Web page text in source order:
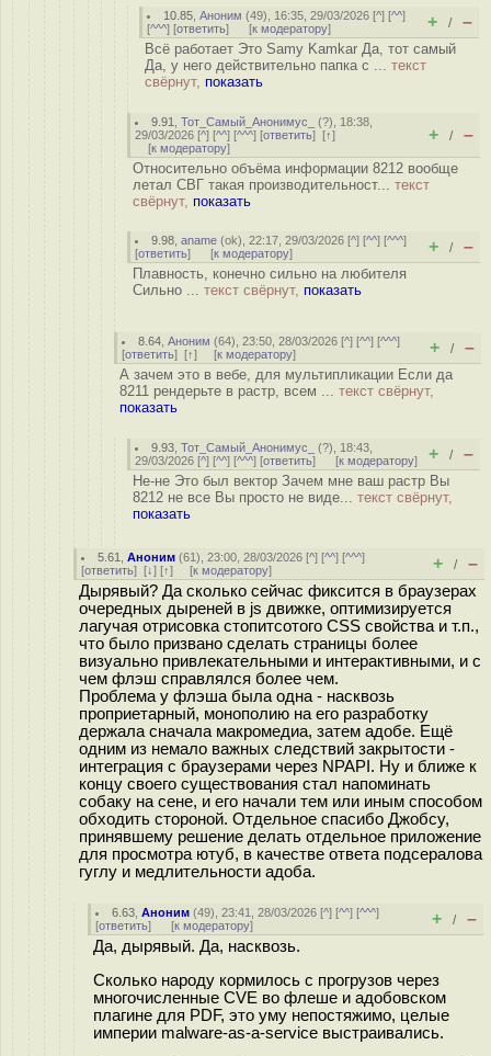
10.85 ,Аноним (49), 16:35, 29/03/2026 [^] [^^]
[^^^] [ответить] [к модератору] + / –
Всё работает Это Samy Kamkar Да, тот самый
Да, у него действительно папка с ... текст
свёрнут, показать
9.91 ,Тот_Самый_Анонимус_ (?), 18:38,
29/03/2026 [^] [^^] [^^^] [ответить] [↑]
[к модератору]
+ / –
Относительно объёма информации 8212 вообще
летал СВГ такая производительност... текст
свёрнут, показать
9.98 ,aname (ok), 22:17, 29/03/2026 [^] [^^] [^^^]
[ответить] [к модератору] + / –
Плавность, конечно сильно на любителя
Сильно ... текст свёрнут, показать
8.64 ,Аноним (64), 23:50, 28/03/2026 [^] [^^] [^^^]
[ответить] [↑] [к модератору] + / –
А зачем это в вебе, для мультипликации Если да
8211 рендерьте в растр, всем ... текст свёрнут,
показать
9.93 ,Тот_Самый_Анонимус_ (?), 18:43,
29/03/2026 [^] [^^] [^^^] [ответить] [к модератору] + / –
Не-не Это был вектор Зачем мне ваш растр Вы
8212 не все Вы просто не виде... текст свёрнут,
показать
5.61 ,Аноним (61), 23:00, 28/03/2026 [^] [^^] [^^^]
[ответить] [↓] [↑] [к модератору] + / –
Дырявый? Да сколько сейчас фиксится в браузерах
очередных дыреней в js движке, оптимизируется
лагучая отрисовка стопитсотого CSS свойства и т.п.,
что было призвано сделать страницы более
визуально привлекательными и интерактивными, и с
чем флэш справлялся более чем.
Проблема у флэша была одна - насквозь
проприетарный, монополию на его разработку
держала сначала макромедиа, затем адобе. Ещё
одним из немало важных следствий закрытости -
интеграция с браузерами через NPAPI. Ну и ближе к
концу своего существования стал напоминать
собаку на сене, и его начали тем или иным способом
обходить стороной. Отдельное спасибо Джобсу,
принявшему решение делать отдельное приложение
для просмотра ютуб, в качестве ответа подсералова
гуглу и медлительности адоба.
6.63 ,Аноним (49), 23:41, 28/03/2026 [^] [^^] [^^^]
[ответить] [к модератору] + / –
Да, дырявый. Да, насквозь.
Сколько народу кормилось с прогрузов через
многочисленные CVE во флеше и адобовском
плагине для PDF, это уму непостяжимо, целые
империи malware-as-a-service выстраивались.